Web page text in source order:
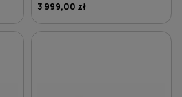
3 999,00 zł